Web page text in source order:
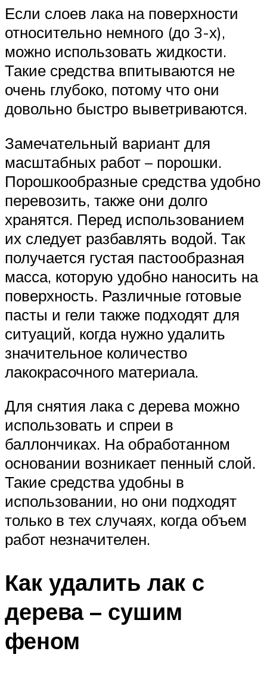
Если слоев лака на поверхности
относительно немного (до 3-х),
можно использовать жидкости.
Такие средства впитываются не
очень глубоко, потому что они
довольно быстро выветриваются.
Замечательный вариант для
масштабных работ – порошки.
Порошкообразные средства удобно
перевозить, также они долго
хранятся. Перед использованием
их следует разбавлять водой. Так
получается густая пастообразная
масса, которую удобно наносить на
поверхность. Различные готовые
пасты и гели также подходят для
ситуаций, когда нужно удалить
значительное количество
лакокрасочного материала.
Для снятия лака с дерева можно
использовать и спреи в
баллончиках. На обработанном
основании возникает пенный слой.
Такие средства удобны в
использовании, но они подходят
только в тех случаях, когда объем
работ незначителен.
Как удалить лак с
дерева – сушим
феном